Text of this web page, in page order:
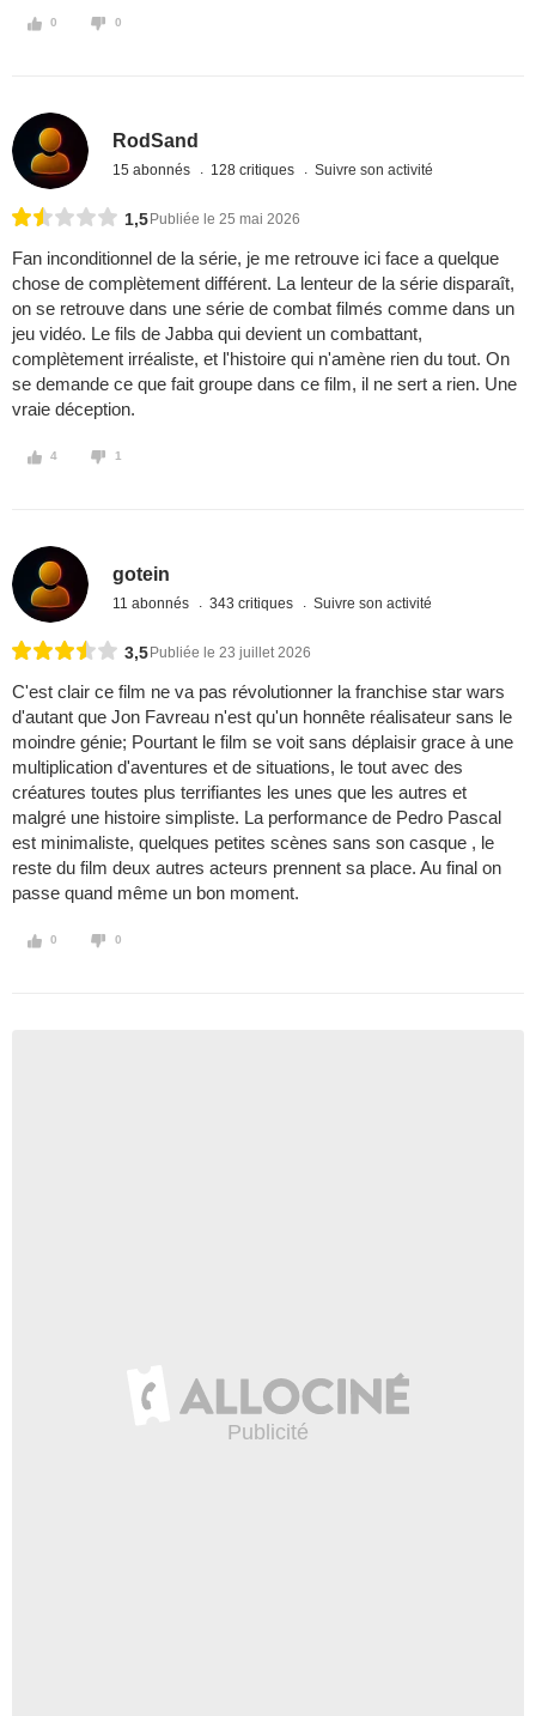
0 0
RodSand
15 abonnés 128 critiques Suivre son activité
1,5 Publiée le 25 mai 2026
Fan inconditionnel de la série, je me retrouve ici face a quelque
chose de complètement différent. La lenteur de la série disparaît,
on se retrouve dans une série de combat filmés comme dans un
jeu vidéo. Le fils de Jabba qui devient un combattant,
complètement irréaliste, et l'histoire qui n'amène rien du tout. On
se demande ce que fait groupe dans ce film, il ne sert a rien. Une
vraie déception.
4 1
gotein
11 abonnés 343 critiques Suivre son activité
3,5 Publiée le 23 juillet 2026
C'est clair ce film ne va pas révolutionner la franchise star wars
d'autant que Jon Favreau n'est qu'un honnête réalisateur sans le
moindre génie; Pourtant le film se voit sans déplaisir grace à une
multiplication d'aventures et de situations, le tout avec des
créatures toutes plus terrifiantes les unes que les autres et
malgré une histoire simpliste. La performance de Pedro Pascal
est minimaliste, quelques petites scènes sans son casque , le
reste du film deux autres acteurs prennent sa place. Au final on
passe quand même un bon moment.
0 0